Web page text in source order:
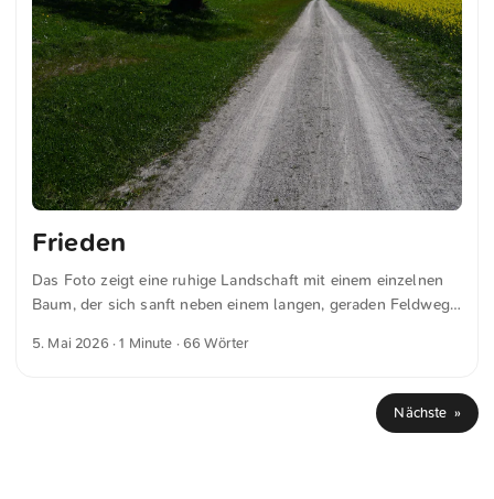
Frieden
Das Foto zeigt eine ruhige Landschaft mit einem einzelnen
Baum, der sich sanft neben einem langen, geraden Feldweg
umgebenden Felder sind in unterschiedlichen Grüntönen
einfache Szenerie vermitteln eine friedliche Atmosphäre. Dies
und weitere Fotos kannst du kostenfrei und in voller
5. Mai 2026 · 1 Minute · 66 Wörter
Nächste »